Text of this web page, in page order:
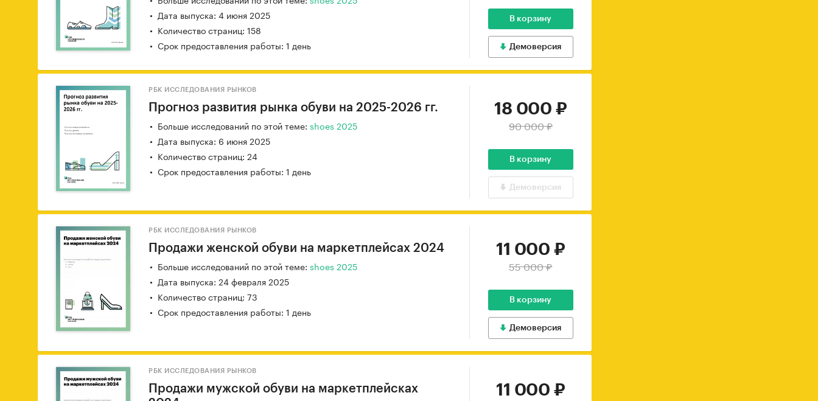
Дата выпуска: 4 июня 2025
Количество страниц: 158
Срок предоставления работы: 1 день
В корзину
Демоверсия
РБК ИССЛЕДОВАНИЯ РЫНКОВ
Прогноз развития рынка обуви на 2025-2026 гг.
Больше исследований по этой теме: shoes 2025
Дата выпуска: 6 июня 2025
Количество страниц: 24
Срок предоставления работы: 1 день
18 000 ₽
90 000 ₽
В корзину
Демоверсия
РБК ИССЛЕДОВАНИЯ РЫНКОВ
Продажи женской обуви на маркетплейсах 2024
Больше исследований по этой теме: shoes 2025
Дата выпуска: 24 февраля 2025
Количество страниц: 73
Срок предоставления работы: 1 день
11 000 ₽
55 000 ₽
В корзину
Демоверсия
РБК ИССЛЕДОВАНИЯ РЫНКОВ
Продажи мужской обуви на маркетплейсках
11 000 ₽